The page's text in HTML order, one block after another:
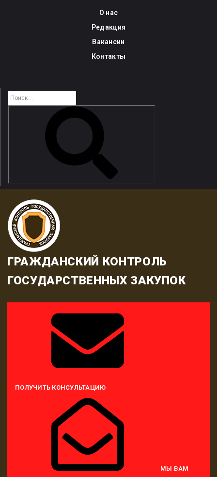
О нас
Редакция
Вакансии
Контакты
ГРАЖДАНСКИЙ КОНТРОЛЬ
ГОСУДАРСТВЕННЫХ ЗАКУПОК
ПОЛУЧИТЬ КОНСУЛЬТАЦИЮ
МЫ ВАМ